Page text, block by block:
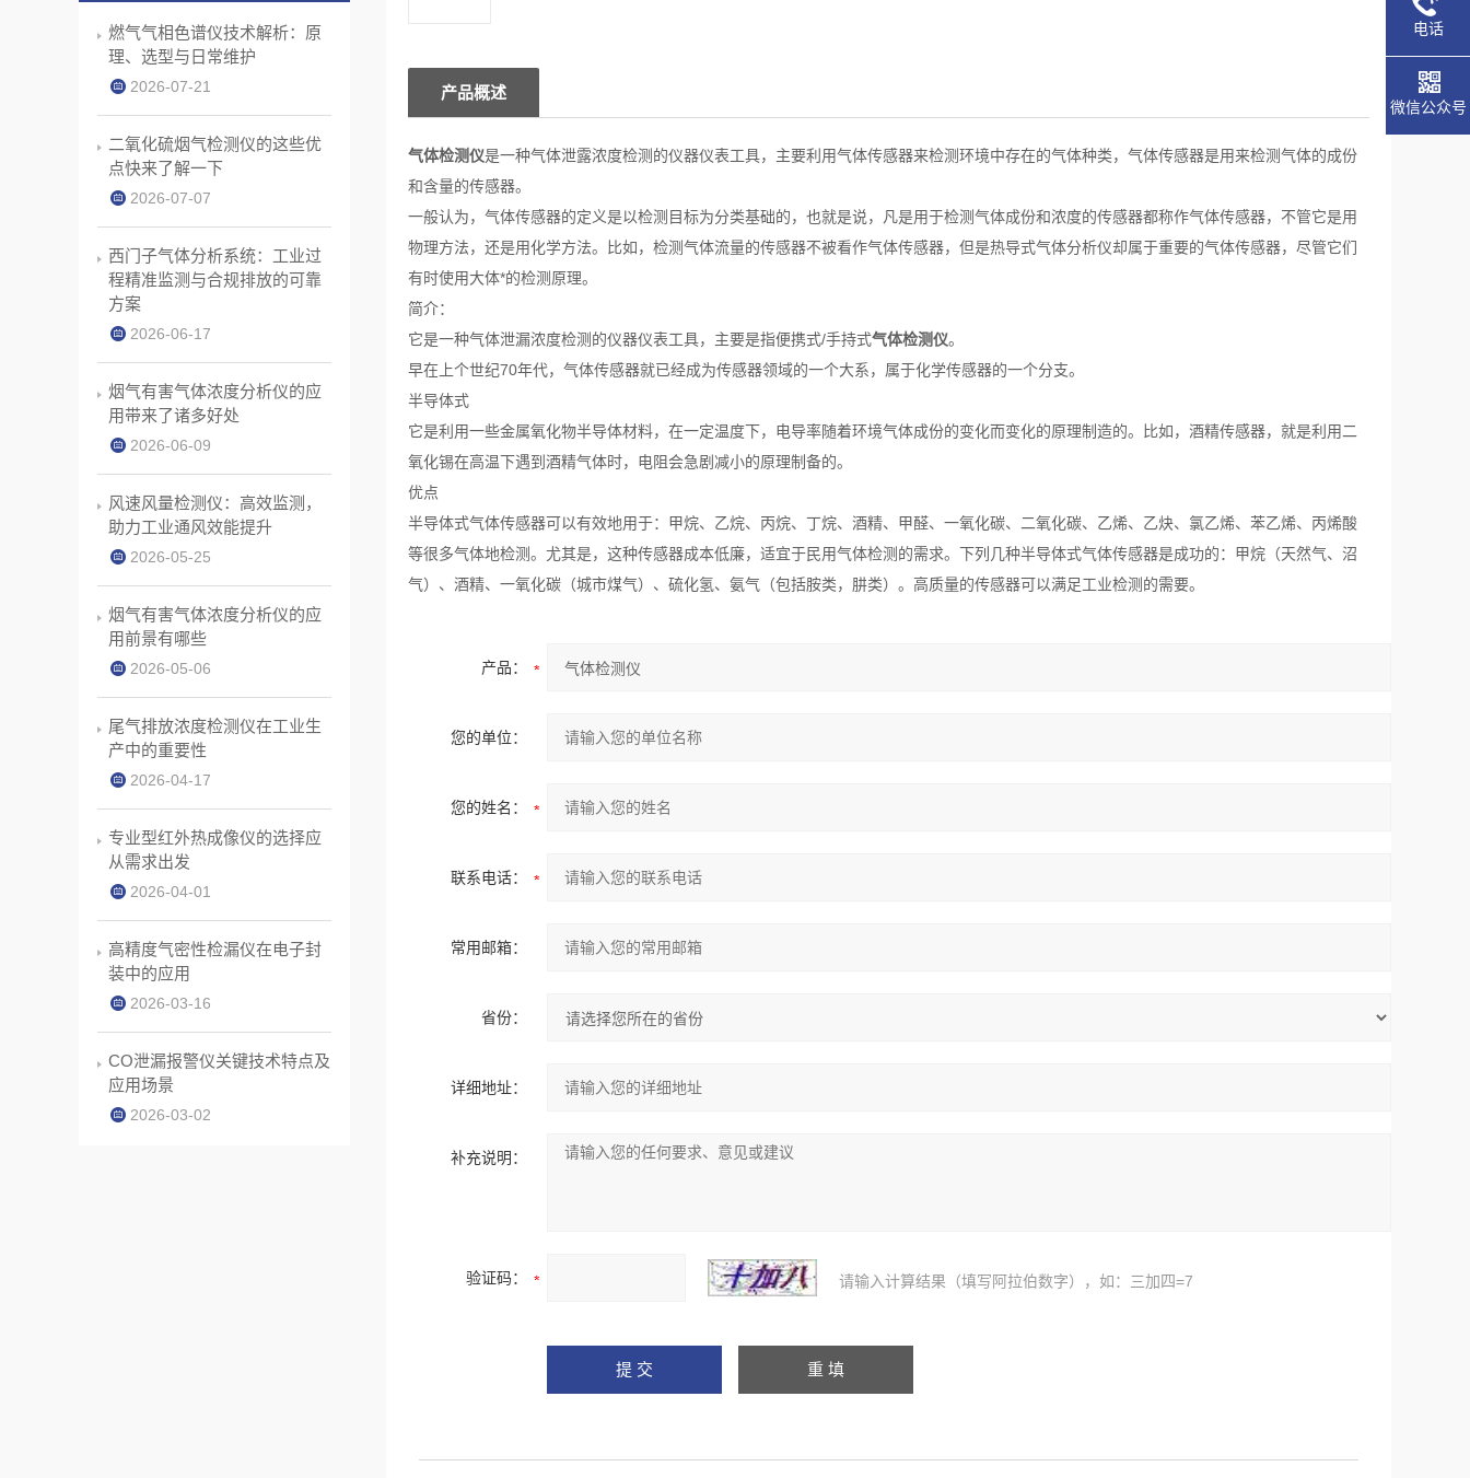
产品概述
气体检测仪是一种气体泄露浓度检测的仪器仪表工具，主要利用气体传感器来检测环境中存在的气体种类，气体传感器是用来检测气体的成份
和含量的传感器。
一般认为，气体传感器的定义是以检测目标为分类基础的，也就是说，凡是用于检测气体成份和浓度的传感器都称作气体传感器，不管它是用
物理方法，还是用化学方法。比如，检测气体流量的传感器不被看作气体传感器，但是热导式气体分析仪却属于重要的气体传感器，尽管它们
有时使用大体*的检测原理。
简介：
它是一种气体泄漏浓度检测的仪器仪表工具，主要是指便携式/手持式气体检测仪。
早在上个世纪70年代，气体传感器就已经成为传感器领域的一个大系，属于化学传感器的一个分支。
半导体式
它是利用一些金属氧化物半导体材料，在一定温度下，电导率随着环境气体成份的变化而变化的原理制造的。比如，酒精传感器，就是利用二
氧化锡在高温下遇到酒精气体时，电阻会急剧减小的原理制备的。
优点
半导体式气体传感器可以有效地用于：甲烷、乙烷、丙烷、丁烷、酒精、甲醛、一氧化碳、二氧化碳、乙烯、乙炔、氯乙烯、苯乙烯、丙烯酸
等很多气体地检测。尤其是，这种传感器成本低廉，适宜于民用气体检测的需求。下列几种半导体式气体传感器是成功的：甲烷（天然气、沼
气）、酒精、一氧化碳（城市煤气）、硫化氢、氨气（包括胺类，肼类）。高质量的传感器可以满足工业检测的需要。
产品：
您的单位：
您的姓名：
联系电话：
常用邮箱：
省份：
详细地址：
补充说明：
验证码： 请输入计算结果（填写阿拉伯数字），如：三加四=7
燃气气相色谱仪技术解析：原
理、选型与日常维护
2026-07-21
二氧化硫烟气检测仪的这些优
点快来了解一下
2026-07-07
西门子气体分析系统：工业过
程精准监测与合规排放的可靠
方案
2026-06-17
烟气有害气体浓度分析仪的应
用带来了诸多好处
2026-06-09
风速风量检测仪：高效监测，
助力工业通风效能提升
2026-05-25
烟气有害气体浓度分析仪的应
用前景有哪些
2026-05-06
尾气排放浓度检测仪在工业生
产中的重要性
2026-04-17
专业型红外热成像仪的选择应
从需求出发
2026-04-01
高精度气密性检漏仪在电子封
装中的应用
2026-03-16
CO泄漏报警仪关键技术特点及
应用场景
2026-03-02
电话
微信公众号